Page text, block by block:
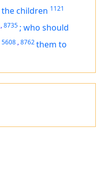
the children 1121
,8735 ; who should
5608 ,8762them to